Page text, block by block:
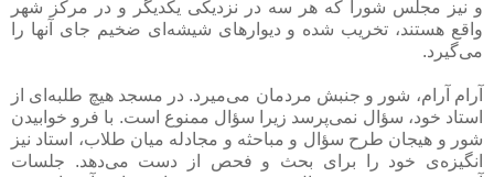
و نیز مجلس شورا که هر سه در نزدیکی یکدیگر و در مرکز شهر
واقع هستند، تخریب شده و دیوارهای شیشه‌ای ضخیم جای آنها را
می‌گیرد.
آرام آرام، شور و جنبش مردمان می‌میرد. در مسجد هیچ طلبه‌ای از
استاد خود، سؤال نمی‌پرسد زیرا سؤال ممنوع است. با فرو خوابیدن
شور و هیجان طرح سؤال و مباحثه و مجادله میان طلاب، استاد نیز
انگیزه‌ی خود را برای بحث و فحص از دست می‌دهد. جلسات